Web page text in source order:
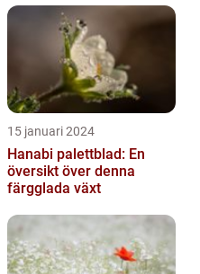
15 januari 2024
Hanabi palettblad: En
översikt över denna
färgglada växt